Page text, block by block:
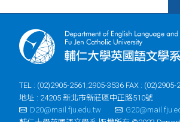
TEL : (02)2905-2561;2905-3536 FAX : (02)2905-
地址 : 24205 新北市新莊區中正路510號
D20@mail.fju.edu.tw